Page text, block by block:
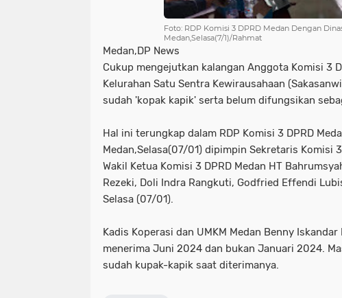
Foto: RDP Komisi 3 DPRD Medan Dengan
Medan,Selasa(7/1)/Rahmat
Medan,DP News
Cukup mengejutkan kalangan Anggota Komisi 3
Kelurahan Satu Sentra Kewirausahaan
sudah 'kopak kapik' serta belum difungsikan
Hal ini terungkap dalam RDP Komisi 3 DPRD
Medan,Selasa(07/01) dipimpin Sekretaris Komisi
Wakil Ketua Komisi 3 DPRD Medan HT
Rezeki, Doli Indra Rangkuti, Godfried Effendi
Selasa (07/01).
Kadis Koperasi dan UMKM Medan Benny
menerima Juni 2024 dan bukan Januari 2024.
sudah kupak-kapik saat diterimanya.